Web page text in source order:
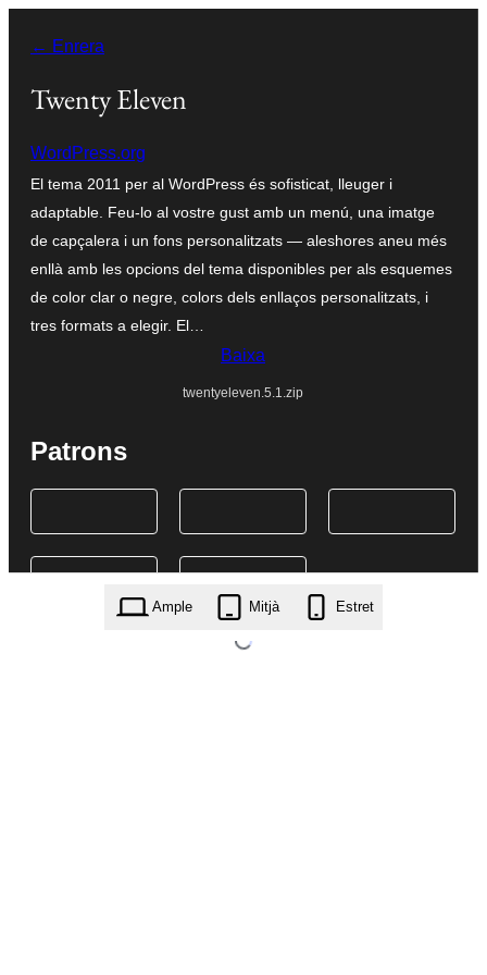
contingut
← Enrera
Twenty Eleven
WordPress.org
El tema 2011 per al WordPress és sofisticat, lleuger i
adaptable. Feu-lo al vostre gust amb un menú, una imatge
de capçalera i un fons personalitzats — aleshores aneu més
enllà amb les opcions del tema disponibles per als esquemes
de color clar o negre, colors dels enllaços personalitzats, i
tres formats a elegir. El…
Baixa
twentyeleven.5.1.zip
Patrons
Ample Mitjà Estret